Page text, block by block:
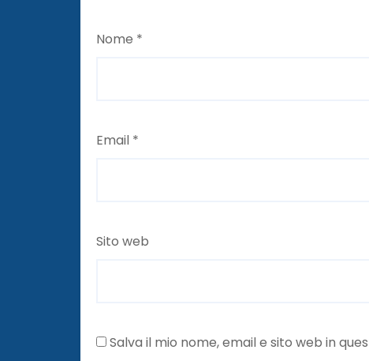
Nome *
Email *
Sito web
Salva il mio nome, email e sito web in